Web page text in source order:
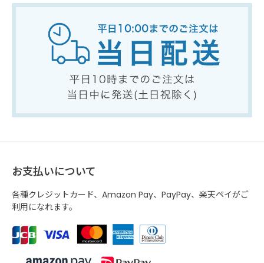
お支払いについて
各種クレジットカード、Amazon Pay、PayPay、楽天ペイがご
利用になれます。